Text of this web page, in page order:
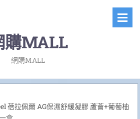
購MALL
網購MALL
蓓拉佩爾 AG保濕舒緩凝膠 蘆薈+葡萄柚